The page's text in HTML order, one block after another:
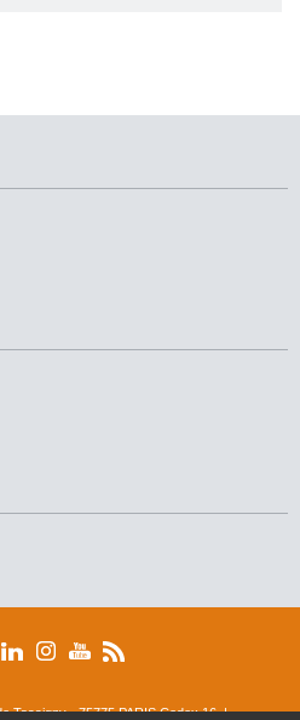
Tassigny - 75775 PARIS Cedex 16 |